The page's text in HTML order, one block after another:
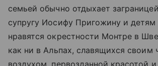
семьей обычно отдыхает
супругу Иосифу Пригожину и детям
нравятся окрестности Монтре в
как ни в Альпах, славящихся своим
воздухом, первозданной красотой